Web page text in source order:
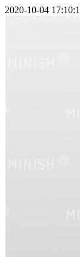
2020-10-04